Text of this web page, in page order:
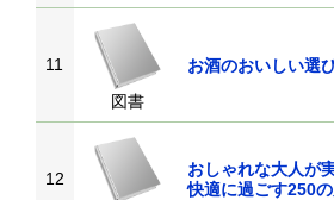
11
図書
お酒のおいしい選
12
おしゃれな大人が
快適に過ごす250